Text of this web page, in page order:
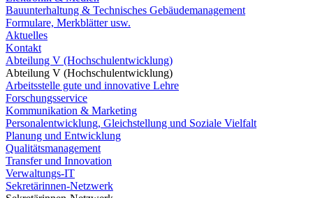
Bauunterhaltung & Technisches Gebäudemanagement
Formulare, Merkblätter usw.
Aktuelles
Kontakt
Abteilung V (Hochschulentwicklung)
Abteilung V (Hochschulentwicklung)
Arbeitsstelle gute und innovative Lehre
Forschungsservice
Kommunikation & Marketing
Personalentwicklung, Gleichstellung und Soziale Vielfalt
Planung und Entwicklung
Qualitätsmanagement
Transfer und Innovation
Verwaltungs-IT
Sekretärinnen-Netzwerk